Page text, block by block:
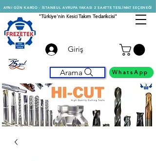
AYNI GÜN KARGO - İSTANBUL AVRUPA YAKASI 2 SAATTE TESLİMAT SEÇENEĞİ
"Türkiye'nin KesiciTakım Tedarikcisi"
Giriş
Arama WhatsApp